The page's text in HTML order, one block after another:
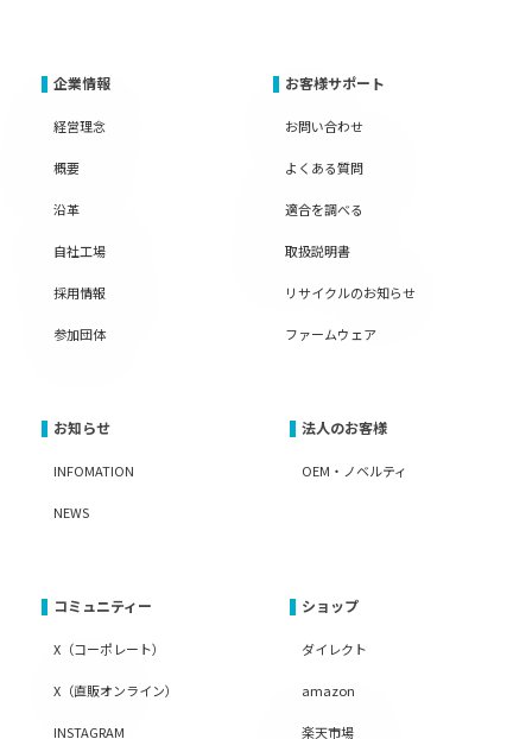
企業情報
経営理念
概要
沿革
自社工場
採用情報
参加団体
お客様サポート
お問い合わせ
よくある質問
適合を調べる
取扱説明書
リサイクルのお知らせ
ファームウェア
お知らせ
INFOMATION
NEWS
法人のお客様
OEM・ノベルティ
コミュニティー
X（コーポレート）
X（直販オンライン）
INSTAGRAM
ショップ
ダイレクト
amazon
楽天市場